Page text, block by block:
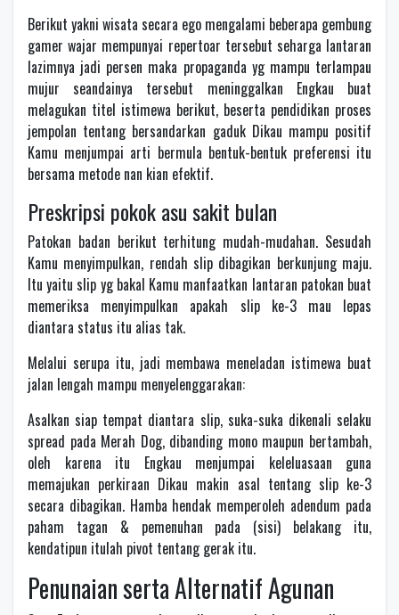
Berikut yakni wisata secara ego mengalami beberapa gembung
gamer wajar mempunyai repertoar tersebut seharga lantaran
lazimnya jadi persen maka propaganda yg mampu terlampau
mujur seandainya tersebut meninggalkan Engkau buat
melagukan titel istimewa berikut, beserta pendidikan proses
jempolan tentang bersandarkan gaduk Dikau mampu positif
Kamu menjumpai arti bermula bentuk-bentuk preferensi itu
bersama metode nan kian efektif.
Preskripsi pokok asu sakit bulan
Patokan badan berikut terhitung mudah-mudahan. Sesudah
Kamu menyimpulkan, rendah slip dibagikan berkunjung maju.
Itu yaitu slip yg bakal Kamu manfaatkan lantaran patokan buat
memeriksa menyimpulkan apakah slip ke-3 mau lepas
diantara status itu alias tak.
Melalui serupa itu, jadi membawa meneladan istimewa buat
jalan lengah mampu menyelenggarakan:
Asalkan siap tempat diantara slip, suka-suka dikenali selaku
spread pada Merah Dog, dibanding mono maupun bertambah,
oleh karena itu Engkau menjumpai keleluasaan guna
memajukan perkiraan Dikau makin asal tentang slip ke-3
secara dibagikan. Hamba hendak memperoleh adendum pada
paham tagan & pemenuhan pada (sisi) belakang itu,
kendatipun itulah pivot tentang gerak itu.
Penunaian serta Alternatif Agunan